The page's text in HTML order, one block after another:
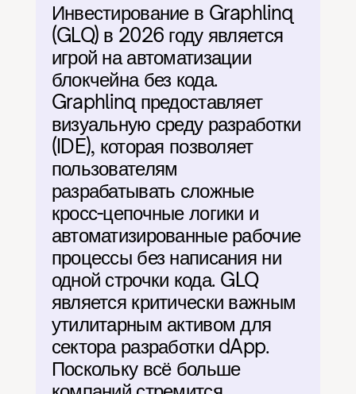
Инвестирование в Graphlinq
(GLQ) в 2026 году является
игрой на автоматизации
блокчейна без кода.
Graphlinq предоставляет
визуальную среду разработки
(IDE), которая позволяет
пользователям
разрабатывать сложные
кросс-цепочные логики и
автоматизированные рабочие
процессы без написания ни
одной строчки кода. GLQ
является критически важным
утилитарным активом для
сектора разработки dApp.
Поскольку всё больше